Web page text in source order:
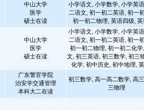
中山大学
医学
硕士在读
小学语文, 小学数学, 小学英
二语文, 初一初二英语, 初一
初一初二物理, 英语四级,
中山大学
医学
硕士在读
小学语文, 小学数学, 小学英
二语文, 初一初二英语, 初一
初一初二物理, 初一初二化
文, 初三英语, 初三数学, 初三
化学, 初中历史, 初中地理,
广东警官学院
治安学交通管理
本科大二在读
初三数学, 高一高二数学, 高
三物理